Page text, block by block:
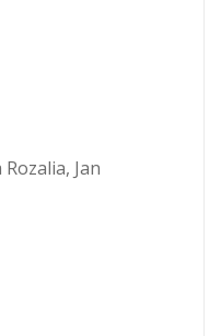
Jan